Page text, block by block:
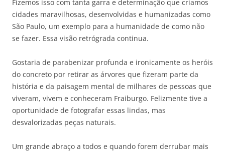
Fizemos isso com tanta garra e determinação que criamos
cidades maravilhosas, desenvolvidas e humanizadas como
São Paulo, um exemplo para a humanidade de como não
se fazer. Essa visão retrógrada continua.
Gostaria de parabenizar profunda e ironicamente os heróis
do concreto por retirar as árvores que fizeram parte da
história e da paisagem mental de milhares de pessoas que
viveram, vivem e conheceram Fraiburgo. Felizmente tive a
oportunidade de fotografar essas lindas, mas
desvalorizadas peças naturais.
Um grande abraço a todos e quando forem derrubar mais